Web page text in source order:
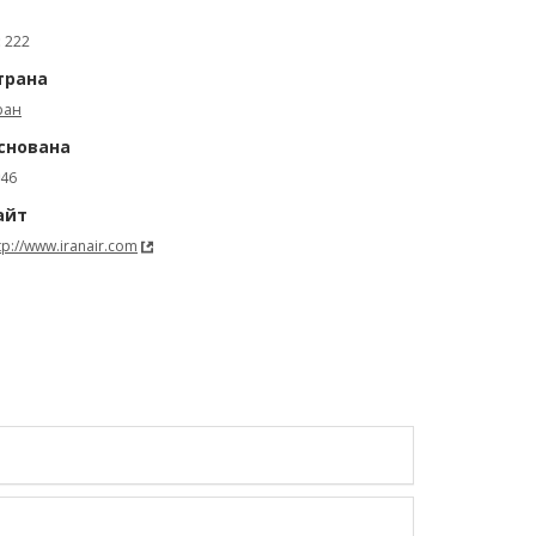
222
www.iranair.com